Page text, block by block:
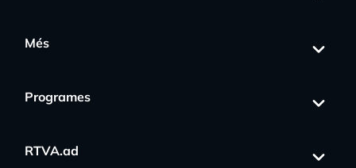
Més
Programes
RTVA.ad